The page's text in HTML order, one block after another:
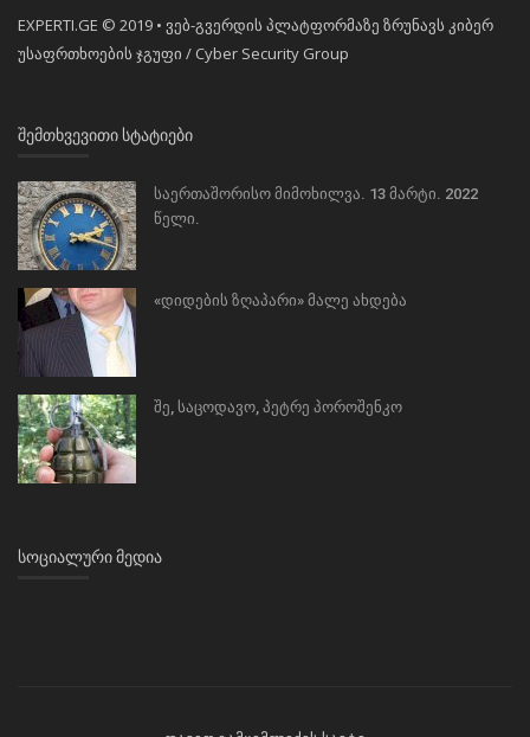
EXPERTI.GE © 2019 • ვებ-გვერდის პლატფორმაზე ზრუნავს კიბერ
უსაფრთხოების ჯგუფი / Cyber Security Group
ᲨᲔᲛᲗᲮᲕᲔᲕᲘᲗᲘ ᲡᲢᲐᲢᲘᲔᲑᲘ
საერთაშორისო მიმოხილვა. 13 მარტი. 2022
წელი.
«დიდების ზღაპარი» მალე ახდება
შე, საცოდავო, პეტრე პოროშენკო
ᲡᲝᲪᲘᲐᲚᲣᲠᲘ ᲛᲔᲓᲘᲐ